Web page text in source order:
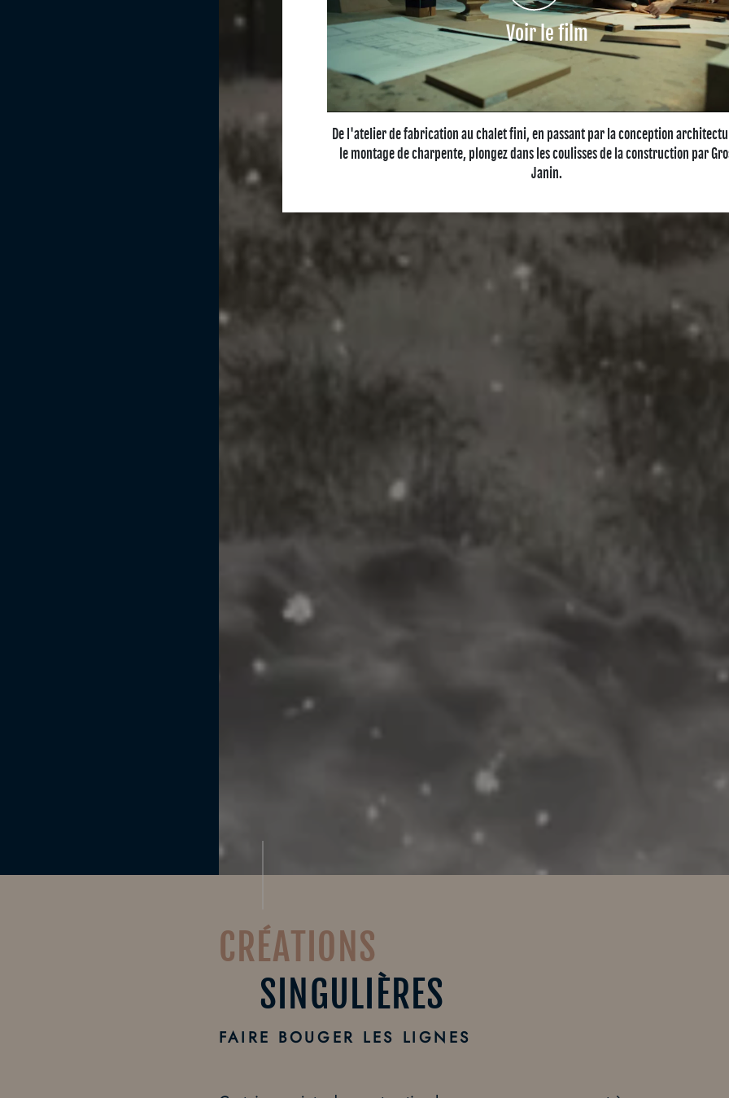
L’Esprit Grosset-Janin
Notre histoire
Notre entreprise
Nos engagements
Projets à la vente
Vendre son terrain
CRÉATIONS
SINGULIÈRES
FAIRE BOUGER LES LIGNES
Voir le film
De l'atelier de fabrication au chalet fini, en passant par la conception
le montage de charpente, plongez dans les coulisses de la construction par
Janin.